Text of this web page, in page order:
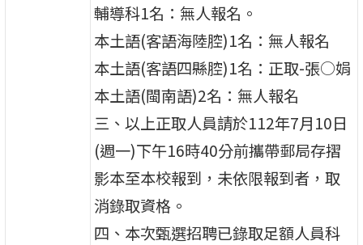
輔導科1名：無人報名。
本土語(客語海陸腔)1名：無人報名
本土語(客語四縣腔)1名：正取-張○娟
本土語(閩南語)2名：無人報名
三、以上正取人員請於112年7月10日
(週一)下午16時40分前攜帶郵局存摺
影本至本校報到，未依限報到者，取
消錄取資格。
四、本次甄選招聘已錄取足額人員科